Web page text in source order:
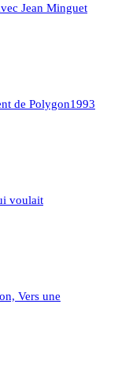
Jean Minguet
de Polygon1993
voulait
Vers une